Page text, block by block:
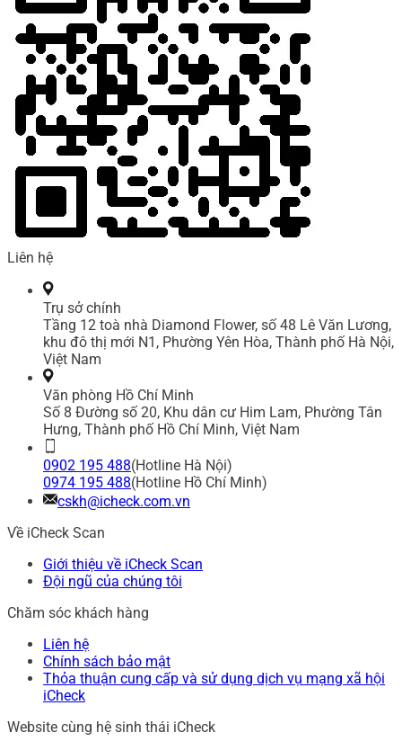
Liên hệ
Trụ sở chính
Tầng 12 toà nhà Diamond Flower, số 48 Lê Văn Lương,
khu đô thị mới N1, Phường Yên Hòa, Thành phố Hà Nội,
Việt Nam
Văn phòng Hồ Chí Minh
Số 8 Đường số 20, Khu dân cư Him Lam, Phường Tân
Hưng, Thành phố Hồ Chí Minh, Việt Nam
0902 195 488(Hotline Hà Nội)
0974 195 488(Hotline Hồ Chí Minh)
cskh@icheck.com.vn
Về iCheck Scan
Giới thiệu về iCheck Scan
Đội ngũ của chúng tôi
Chăm sóc khách hàng
Liên hệ
Chính sách bảo mật
Thỏa thuận cung cấp và sử dụng dịch vụ mạng xã hội
iCheck
Website cùng hệ sinh thái iCheck